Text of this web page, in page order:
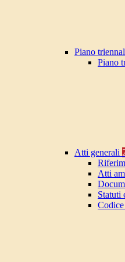
Piano
Piano
Atti generali
Atti
Statuti